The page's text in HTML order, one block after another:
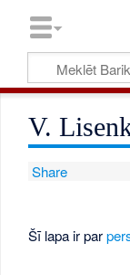
V.
Share
Šī lapa ir par